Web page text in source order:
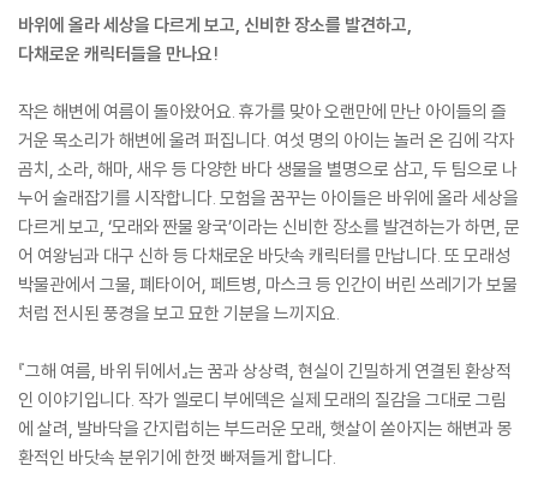
바위에 올라 세상을 다르게 보고, 신비한 장소를 발견하고,
다채로운 캐릭터들을 만나요!
작은 해변에 여름이 돌아왔어요. 휴가를 맞아 오랜만에 만난 아이들의 즐
거운 목소리가 해변에 울려 퍼집니다. 여섯 명의 아이는 놀러 온 김에 각자
곰치, 소라, 해마, 새우 등 다양한 바다 생물을 별명으로 삼고, 두 팀으로 나
누어 술래잡기를 시작합니다. 모험을 꿈꾸는 아이들은 바위에 올라 세상을
다르게 보고, ‘모래와 짠물 왕국’이라는 신비한 장소를 발견하는가 하면, 문
어 여왕님과 대구 신하 등 다채로운 바닷속 캐릭터를 만납니다. 또 모래성
박물관에서 그물, 폐타이어, 페트병, 마스크 등 인간이 버린 쓰레기가 보물
처럼 전시된 풍경을 보고 묘한 기분을 느끼지요.
『그해 여름, 바위 뒤에서』는 꿈과 상상력, 현실이 긴밀하게 연결된 환상적
인 이야기입니다. 작가 엘로디 부에덱은 실제 모래의 질감을 그대로 그림
에 살려, 발바닥을 간지럽히는 부드러운 모래, 햇살이 쏟아지는 해변과 몽
환적인 바닷속 분위기에 한껏 빠져들게 합니다.